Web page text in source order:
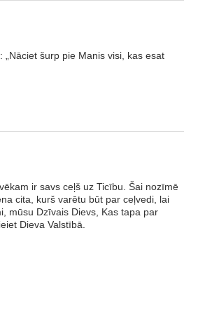
šurp pie Manis visi, kas esat
ir savs ceļš uz Ticību. Šai nozīmē
cita, kurš varētu būt par ceļvedi, lai
mūsu Dzīvais Dievs, Kas tapa par
Dieva Valstībā.